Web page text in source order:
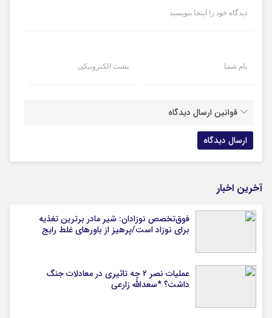
دیدگاه خود را اینجا بنویسید
نام شما پست الکترونیکی
قوانین ارسال دیدگاه
آخرین اخبار
فوق‌تخصص نوزادان: شیر مادر برترین تغذیه
برای نوزاد است/پرهیز از باورهای غلط رایج
عملیات نصر ۲ چه تاثیری در معادلات جنگ
داشت؟ *سعدالله زارعی